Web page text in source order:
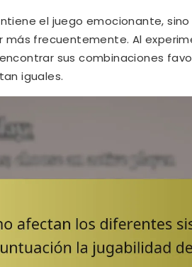
el juego emocionante,
más frecuentemente. Al
sus combinaciones
iguales.